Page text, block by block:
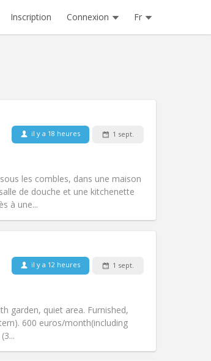
Inscription Connexion Fr
il y a 18 heures 1 sept.
les combles, dans une maison
de douche et une kitchenette
à une...
Calme, chaleureuse,
Non-fumeur
de compagnie:Non
il y a 12 heures 1 sept.
garden, quiet area. Furnished,
600 euros/month(including
Studieuse, calme
de compagnie:Non